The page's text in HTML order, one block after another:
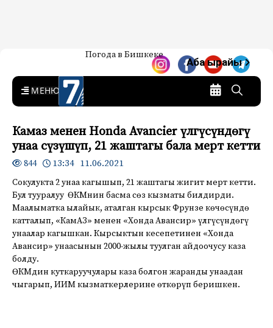
7-канал. Жаңылыктар —
Кыргызстан
Жаңылыктар — Кыргызстан
Погода в Бишкеке
Аба ырайы
MENU
Камаз менен Honda Avancier үлгүсүндөгү
унаа сүзүшүп, 21 жаштагы бала мерт кетти
844 13:34 11.06.2021
Сокулукта 2 унаа кагышып, 21 жаштагы жигит мерт кетти.
Бул тууралуу ӨКМнин басма сөз кызматы билдирди.
Маалыматка ылайык, аталган кырсык Фрунзе көчөсүндө
катталып, «КамАЗ» менен «Хонда Авансир» үлгүсүндөгү
унаалар кагышкан. Кырсыктын кесепетинен «Хонда
Авансир» унаасынын 2000-жылы туулган айдоочусу каза
болду.
ӨКМдин куткаруучулары каза болгон жаранды унаадан
чыгарып, ИИМ кызматкерлерине өткөрүп беришкен.